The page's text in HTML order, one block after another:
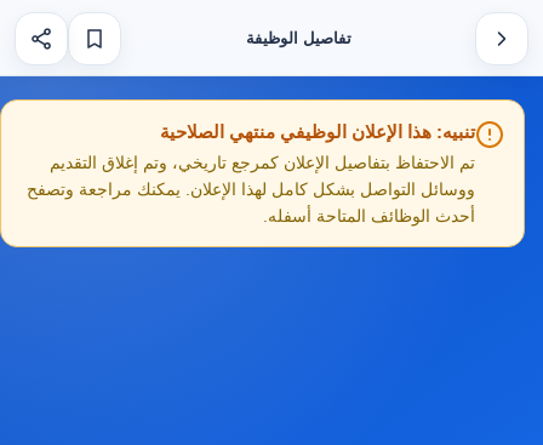
تفاصيل الوظيفة
تنبيه: هذا الإعلان الوظيفي منتهي الصلاحية
تم الاحتفاظ بتفاصيل الإعلان كمرجع تاريخي، وتم إغلاق التقديم
ووسائل التواصل بشكل كامل لهذا الإعلان. يمكنك مراجعة وتصفح
أحدث الوظائف المتاحة أسفله.